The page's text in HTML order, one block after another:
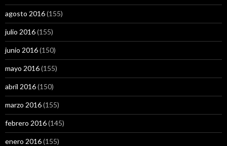
agosto 2016(155)
julio 2016(155)
junio 2016(150)
mayo 2016(155)
abril 2016(150)
marzo 2016(155)
febrero 2016(145)
enero 2016(155)